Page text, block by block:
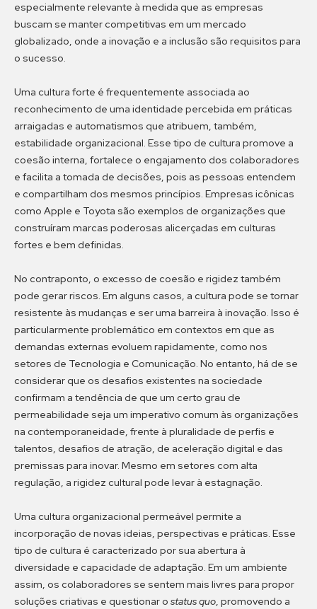
especialmente relevante à medida que as empresas
buscam se manter competitivas em um mercado
globalizado, onde a inovação e a inclusão são requisitos para
o sucesso.
Uma cultura forte é frequentemente associada ao
reconhecimento de uma identidade percebida em práticas
arraigadas e automatismos que atribuem, também,
estabilidade organizacional. Esse tipo de cultura promove a
coesão interna, fortalece o engajamento dos colaboradores
e facilita a tomada de decisões, pois as pessoas entendem
e compartilham dos mesmos princípios. Empresas icônicas
como Apple e Toyota são exemplos de organizações que
construíram marcas poderosas alicerçadas em culturas
fortes e bem definidas.
No contraponto, o excesso de coesão e rigidez também
pode gerar riscos. Em alguns casos, a cultura pode se tornar
resistente às mudanças e ser uma barreira à inovação. Isso é
particularmente problemático em contextos em que as
demandas externas evoluem rapidamente, como nos
setores de Tecnologia e Comunicação. No entanto, há de se
considerar que os desafios existentes na sociedade
confirmam a tendência de que um certo grau de
permeabilidade seja um imperativo comum às organizações
na contemporaneidade, frente à pluralidade de perfis e
talentos, desafios de atração, de aceleração digital e das
premissas para inovar. Mesmo em setores com alta
regulação, a rigidez cultural pode levar à estagnação.
Uma cultura organizacional permeável permite a
incorporação de novas ideias, perspectivas e práticas. Esse
tipo de cultura é caracterizado por sua abertura à
diversidade e capacidade de adaptação. Em um ambiente
assim, os colaboradores se sentem mais livres para propor
soluções criativas e questionar o status quo, promovendo a